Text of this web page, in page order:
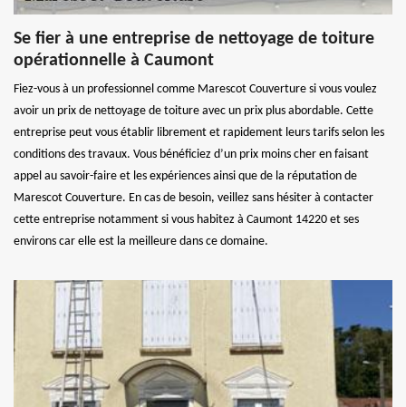
Se fier à une entreprise de nettoyage de toiture
opérationnelle à Caumont
Fiez-vous à un professionnel comme Marescot Couverture si vous voulez
avoir un prix de nettoyage de toiture avec un prix plus abordable. Cette
entreprise peut vous établir librement et rapidement leurs tarifs selon les
conditions des travaux. Vous bénéficiez d’un prix moins cher en faisant
appel au savoir-faire et les expériences ainsi que de la réputation de
Marescot Couverture. En cas de besoin, veillez sans hésiter à contacter
cette entreprise notamment si vous habitez à Caumont 14220 et ses
environs car elle est la meilleure dans ce domaine.